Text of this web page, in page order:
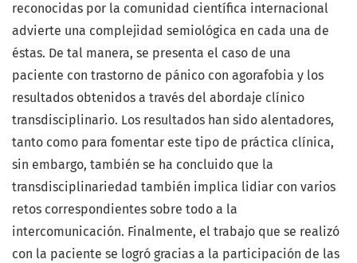
reconocidas por la comunidad científica internacional
advierte una complejidad semiológica en cada una de
éstas. De tal manera, se presenta el caso de una
paciente con trastorno de pánico con agorafobia y los
resultados obtenidos a través del abordaje clínico
transdisciplinario. Los resultados han sido alentadores,
tanto como para fomentar este tipo de práctica clínica,
sin embargo, también se ha concluido que la
transdisciplinariedad también implica lidiar con varios
retos correspondientes sobre todo a la
intercomunicación. Finalmente, el trabajo que se realizó
con la paciente se logró gracias a la participación de las